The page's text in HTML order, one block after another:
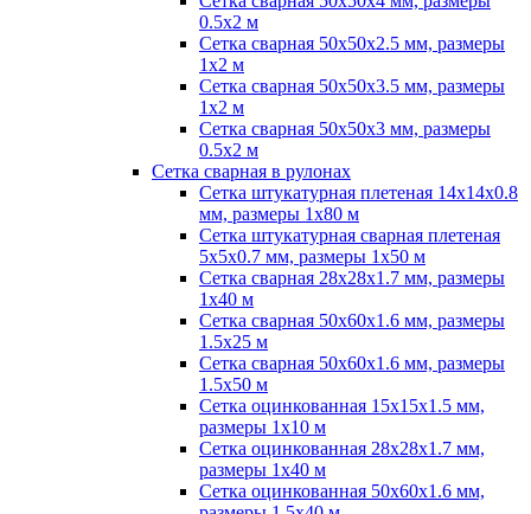
0.5х2 м
Сетка сварная 50х50х2.5 мм, размеры
1х2 м
Сетка сварная 50х50х3.5 мм, размеры
1х2 м
Сетка сварная 50х50х3 мм, размеры
0.5х2 м
Сетка сварная в рулонах
Сетка штукатурная плетеная 14х14х0.8
мм, размеры 1х80 м
Сетка штукатурная сварная плетеная
5х5х0.7 мм, размеры 1х50 м
Сетка сварная 28х28х1.7 мм, размеры
1х40 м
Сетка сварная 50х60х1.6 мм, размеры
1.5х25 м
Сетка сварная 50х60х1.6 мм, размеры
1.5х50 м
Сетка оцинкованная 15х15х1.5 мм,
размеры 1х10 м
Сетка оцинкованная 28х28х1.7 мм,
размеры 1х40 м
Сетка оцинкованная 50х60х1.6 мм,